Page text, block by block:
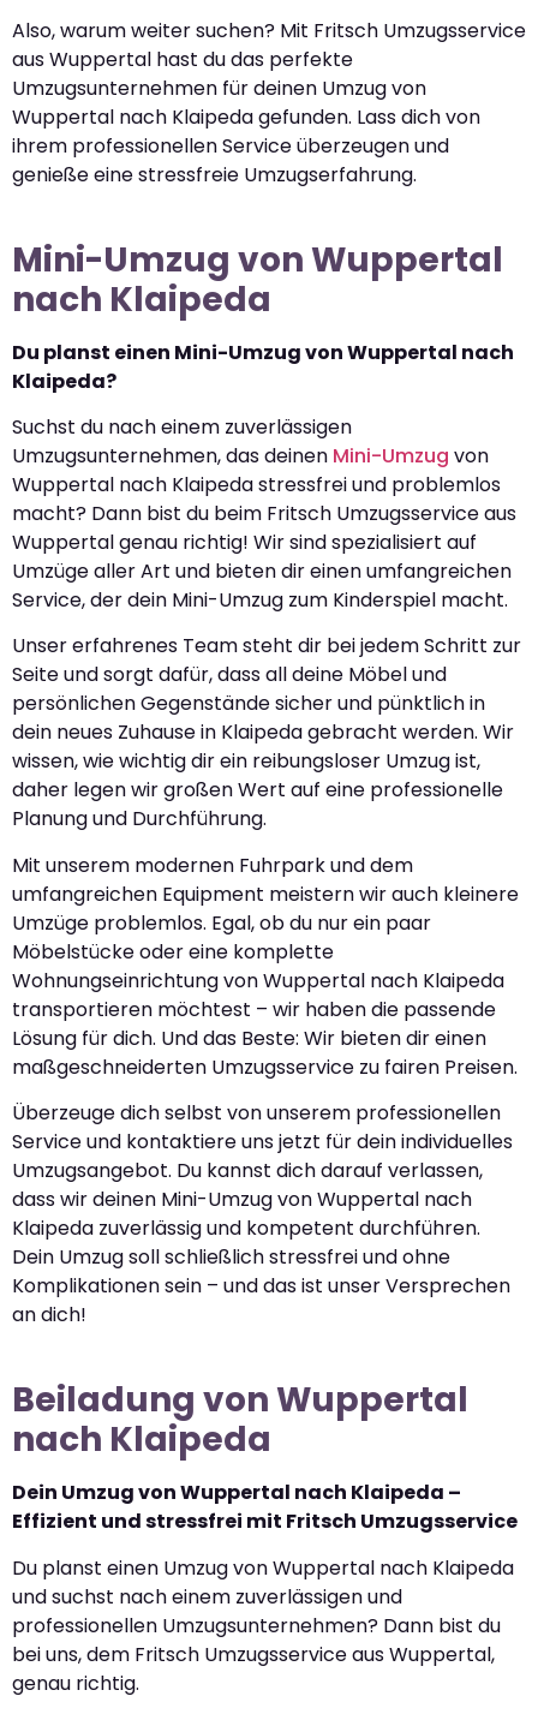
Also, warum weiter suchen? Mit Fritsch Umzugsservice
aus Wuppertal hast du das perfekte
Umzugsunternehmen für deinen Umzug von
Wuppertal nach Klaipeda gefunden. Lass dich von
ihrem professionellen Service überzeugen und
genieße eine stressfreie Umzugserfahrung.
Mini-Umzug von Wuppertal
nach Klaipeda
Du planst einen Mini-Umzug von Wuppertal nach
Klaipeda?
Suchst du nach einem zuverlässigen
Umzugsunternehmen, das deinen Mini-Umzug von
Wuppertal nach Klaipeda stressfrei und problemlos
macht? Dann bist du beim Fritsch Umzugsservice aus
Wuppertal genau richtig! Wir sind spezialisiert auf
Umzüge aller Art und bieten dir einen umfangreichen
Service, der dein Mini-Umzug zum Kinderspiel macht.
Unser erfahrenes Team steht dir bei jedem Schritt zur
Seite und sorgt dafür, dass all deine Möbel und
persönlichen Gegenstände sicher und pünktlich in
dein neues Zuhause in Klaipeda gebracht werden. Wir
wissen, wie wichtig dir ein reibungsloser Umzug ist,
daher legen wir großen Wert auf eine professionelle
Planung und Durchführung.
Mit unserem modernen Fuhrpark und dem
umfangreichen Equipment meistern wir auch kleinere
Umzüge problemlos. Egal, ob du nur ein paar
Möbelstücke oder eine komplette
Wohnungseinrichtung von Wuppertal nach Klaipeda
transportieren möchtest – wir haben die passende
Lösung für dich. Und das Beste: Wir bieten dir einen
maßgeschneiderten Umzugsservice zu fairen Preisen.
Überzeuge dich selbst von unserem professionellen
Service und kontaktiere uns jetzt für dein individuelles
Umzugsangebot. Du kannst dich darauf verlassen,
dass wir deinen Mini-Umzug von Wuppertal nach
Klaipeda zuverlässig und kompetent durchführen.
Dein Umzug soll schließlich stressfrei und ohne
Komplikationen sein – und das ist unser Versprechen
an dich!
Beiladung von Wuppertal
nach Klaipeda
Dein Umzug von Wuppertal nach Klaipeda –
Effizient und stressfrei mit Fritsch Umzugsservice
Du planst einen Umzug von Wuppertal nach Klaipeda
und suchst nach einem zuverlässigen und
professionellen Umzugsunternehmen? Dann bist du
bei uns, dem Fritsch Umzugsservice aus Wuppertal,
genau richtig.